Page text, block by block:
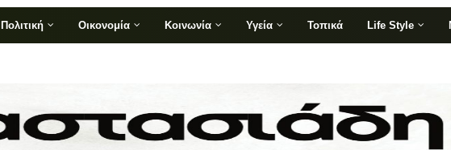
Πολιτική Οικονομία Κοινωνία Υγεία Τοπικά Life Style